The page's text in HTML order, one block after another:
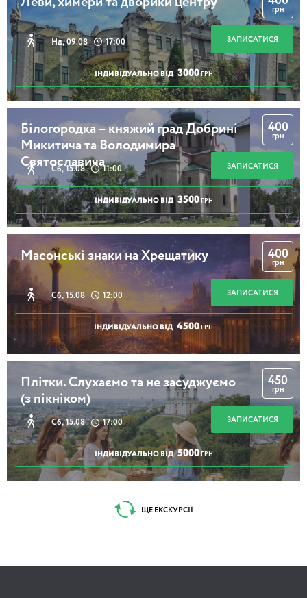
Нд, 09.08 17:00
грн
ЗАПИСАТИСЯ
ІНДИВІДУАЛЬНО ВІД 3000 ГРН
Білогородка – княжий град Добрині
Микитича та Володимира
Святославича
Сб, 15.08 11:00
400
грн
ЗАПИСАТИСЯ
ІНДИВІДУАЛЬНО ВІД 3500 ГРН
Масонські знаки на Хрещатику
Сб, 15.08 12:00
400
грн
ЗАПИСАТИСЯ
ІНДИВІДУАЛЬНО ВІД 4500 ГРН
Плітки. Слухаємо та не засуджуємо
(з пікніком)
Сб, 15.08 17:00
450
грн
ЗАПИСАТИСЯ
ІНДИВІДУАЛЬНО ВІД 5000 ГРН
ЩЕ ЕКСКУРСІЇ